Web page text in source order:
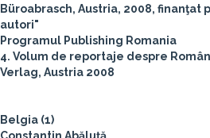
Büroabrasch, Austria, 2008, finanţat
autori"
Programul Publishing Romania
4. Volum de reportaje despre
Verlag, Austria 2008
Belgia (1)